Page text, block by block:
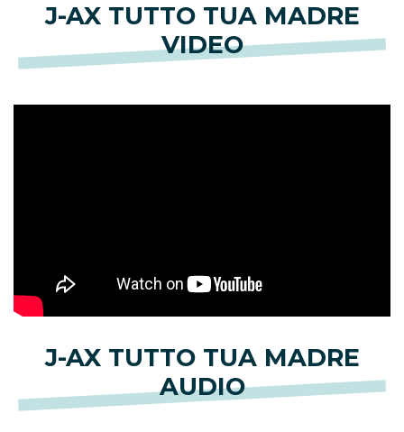
J-AX TUTTO TUA MADRE
VIDEO
J-AX TUTTO TUA MADRE
AUDIO